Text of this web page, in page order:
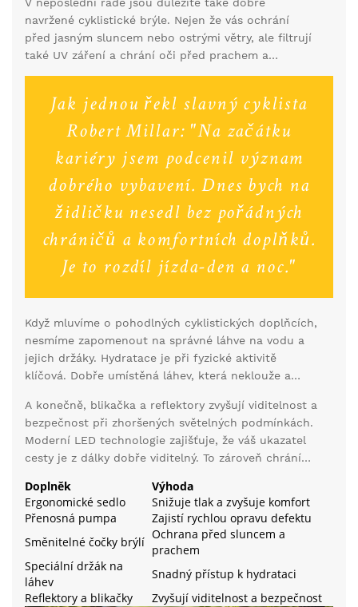
připraveni. Hodiny strávené tlačením prázdného
kola jsou zbytečné, když máte správné vybavení.
V neposlední řadě jsou důležité také dobře
navržené cyklistické brýle. Nejen že vás ochrání
před jasným sluncem nebo ostrými větry, ale filtrují
také UV záření a chrání oči před prachem a
hmyzem. Vhodné brýle by měly mít čočky, které
vyměnitelná podle aktuálních podmínek.
Jak jednou řekl slavný cyklista
Robert Millar: "Na začátku
kariéry jsem podcenil význam
dobrého vybavení. Dnes bych na
židličku nesedl bez pořádných
chráničů a komfortních doplňků.
Je to rozdíl jízda-den a noc."
Když mluvíme o pohodlných cyklistických doplňcích,
nesmíme zapomenout na správné láhve na vodu a
jejich držáky. Hydratace je při fyzické aktivitě
klíčová. Dobře umístěná láhev, která neklouže a
Někteří výrobci nabízejí izolované modely, které
udrží váš nápoj chladný, což je velký bonus v
horkém počasí.
A konečně, blikačka a reflektory zvyšují viditelnost a
bezpečnost při zhoršených světelných podmínkách.
Moderní LED technologie zajišťuje, že váš ukazatel
cesty je z dálky dobře viditelný. To zároveň chrání
jízda bude nejen pohodlná, ale i bezpečná, což je
neméně důležité, když si plně užíváte krásy přírody
na vašem kole.
Doplněk
Výhoda
Ergonomické sedlo
Snižuje tlak a zvyšuje komfort
Přenosná pumpa
Zajistí rychlou opravu defektu
Směnitelné čočky brýlí
Ochrana před sluncem a
prachem
Speciální držák na
láhev
Snadný přístup k hydrataci
Reflektory a blikačky
Zvyšují viditelnost a bezpečnost